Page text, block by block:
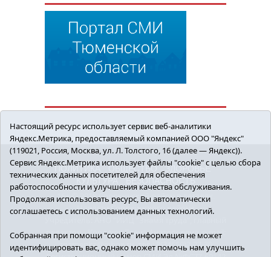
ПОЛИТИКА ОБЩЕСТВО
ЗДОРОВЬЕ
КУЛЬТУРА
БЕЗОПАСНОСТЬ
16+ © 2018 Сорокинский район в деталях.
Новости Сорокинского района
редактор - Королюк Елена Анатольевна, e-mail:
znamenka@inbox.ru, тел.: 8(34550)2-27-30
Настоящий ресурс использует сервис веб-аналитики
Яндекс.Метрика, предоставляемый компанией ООО "Яндекс"
(119021, Россия, Москва, ул. Л. Толстого, 16 (далее — Яндекс)).
Сервис Яндекс.Метрика использует файлы "cookie" с целью сбора
технических данных посетителей для обеспечения
работоспособности и улучшения качества обслуживания.
Продолжая использовать ресурс, Вы автоматически
соглашаетесь с использованием данных технологий.
Собранная при помощи "cookie" информация не может
идентифицировать вас, однако может помочь нам улучшить